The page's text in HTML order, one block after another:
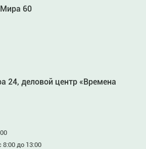
Мира 60
24, деловой центр «Времена
8:00 до 13:00